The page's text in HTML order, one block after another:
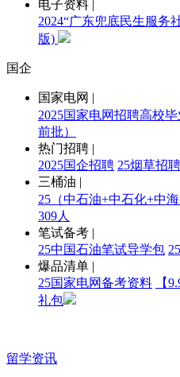
电子资料 |
2024“广东兜底民生服务
版)
国企
国家电网 |
2025国家电网招聘高校
前批）
热门招聘 |
2025国企招聘 25烟草招
三桶油 |
25（中石油+中石化+中
309人
笔试备考 |
25中国石油笔试导学包
爆品清单 |
25国家电网备考资料
【
礼包
留学资讯